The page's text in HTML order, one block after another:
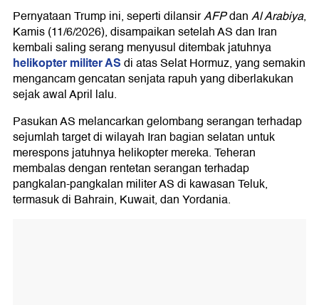
Pernyataan Trump ini, seperti dilansirAFPdanAl Arabiya,
Kamis (11/6/2026), disampaikan setelah AS dan Iran
kembali saling serang menyusul ditembak jatuhnya
helikopter militer ASdi atas Selat Hormuz, yang semakin
mengancam gencatan senjata rapuh yang diberlakukan
sejak awal April lalu.
Pasukan AS melancarkan gelombang serangan terhadap
sejumlah target di wilayah Iran bagian selatan untuk
merespons jatuhnya helikopter mereka. Teheran
membalas dengan rentetan serangan terhadap
pangkalan-pangkalan militer AS di kawasan Teluk,
termasuk di Bahrain, Kuwait, dan Yordania.